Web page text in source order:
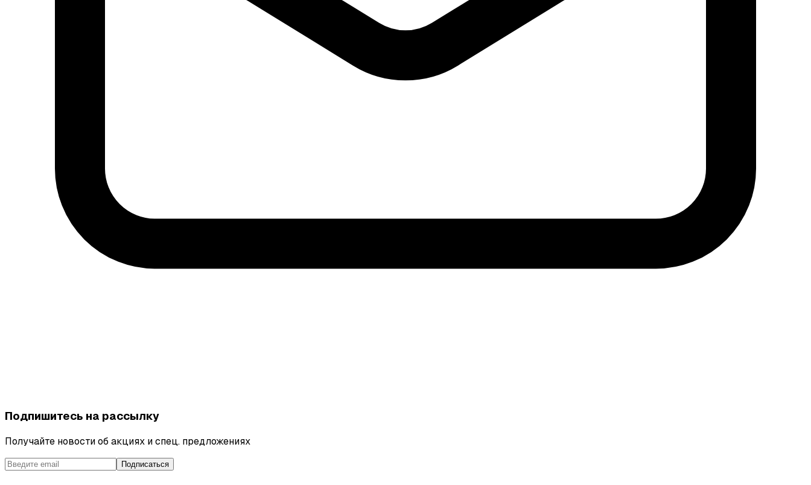
Подпишитесь на рассылку
Получайте новости об акциях и спец. предложениях
Подписаться